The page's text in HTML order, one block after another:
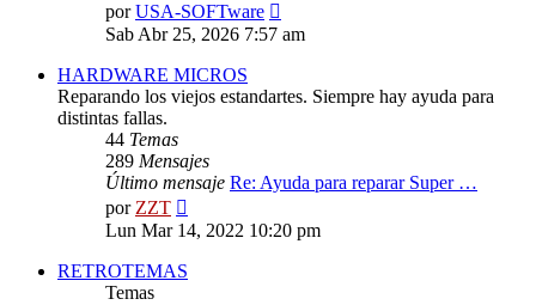
porUSA-SOFTware
último
Sab Abr 25, 2026 7:57 am
HARDWARE MICROS
Reparando los viejos estandartes. Siempre hay ayuda para
distintas fallas.
44 Temas
289 Mensajes
Último mensaje Re: Ayuda para reparar Super …
porZZT
último
Lun Mar 14, 2022 10:20 pm
RETROTEMAS
Temas